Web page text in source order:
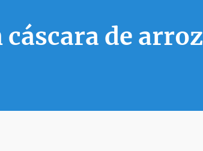
cáscara de arroz